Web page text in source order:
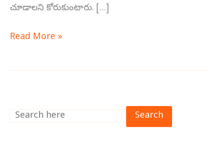
చూడాలని కోరుకుంటారు. […]
Read More »
Search